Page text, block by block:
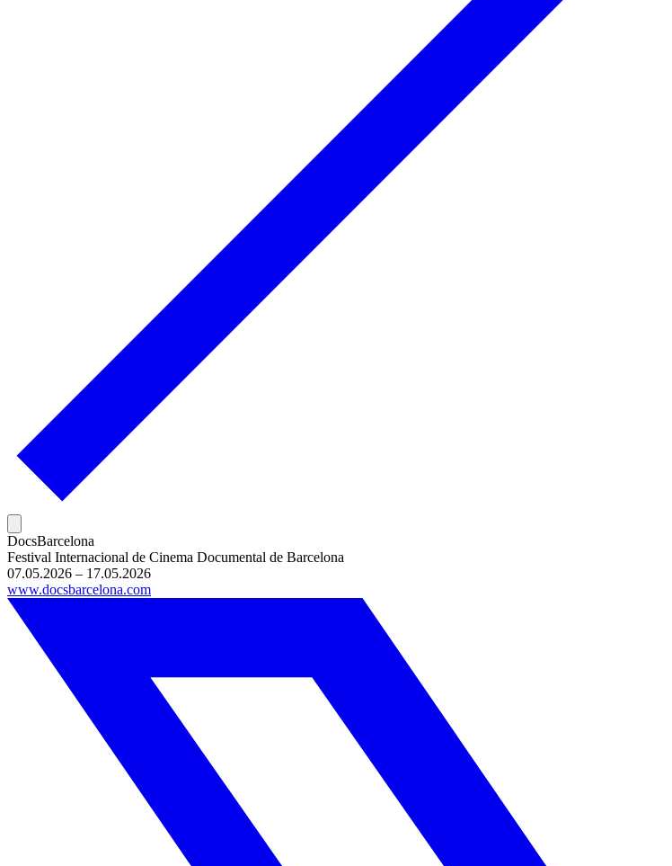
DocsBarcelona
Festival Internacional de Cinema Documental de Barcelona
07.05.2026 – 17.05.2026
www.docsbarcelona.com